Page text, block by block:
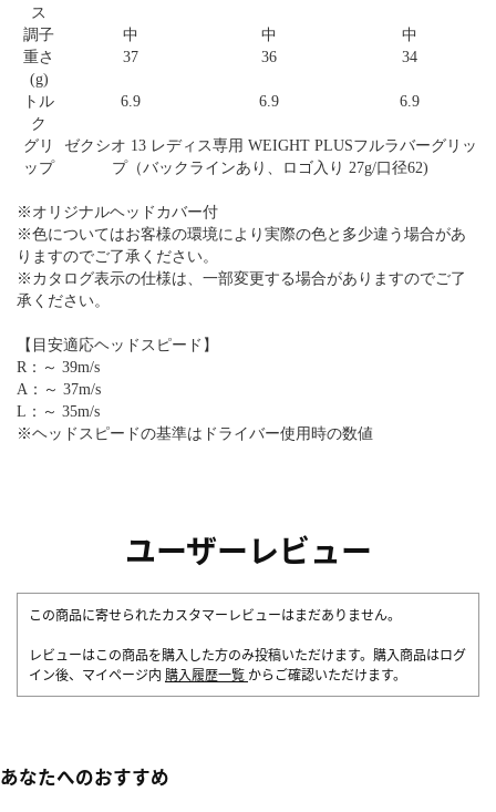
ス
調子 中 中
中
重さ
(g)
37 36 34
トル
ク
6.9 6.9 6.9
グリ
ップ
ゼクシオ 13 レディス専用 WEIGHT PLUSフルラバーグリッ
プ（バックラインあり、ロゴ入り 27g/口径62)
※オリジナルヘッドカバー付
※色についてはお客様の環境により実際の色と多少違う場合があ
りますのでご了承ください。
※カタログ表示の仕様は、一部変更する場合がありますのでご了
承ください。
【目安適応ヘッドスピード】
R：～ 39m/s
A：～ 37m/s
L：～ 35m/s
※ヘッドスピードの基準はドライバー使用時の数値
ユーザーレビュー
この商品に寄せられたカスタマーレビューはまだありません。
レビューはこの商品を購入した方のみ投稿いただけます。購入商品はログ
イン後、マイページ内 購入履歴一覧 からご確認いただけます。
あなたへのおすすめ